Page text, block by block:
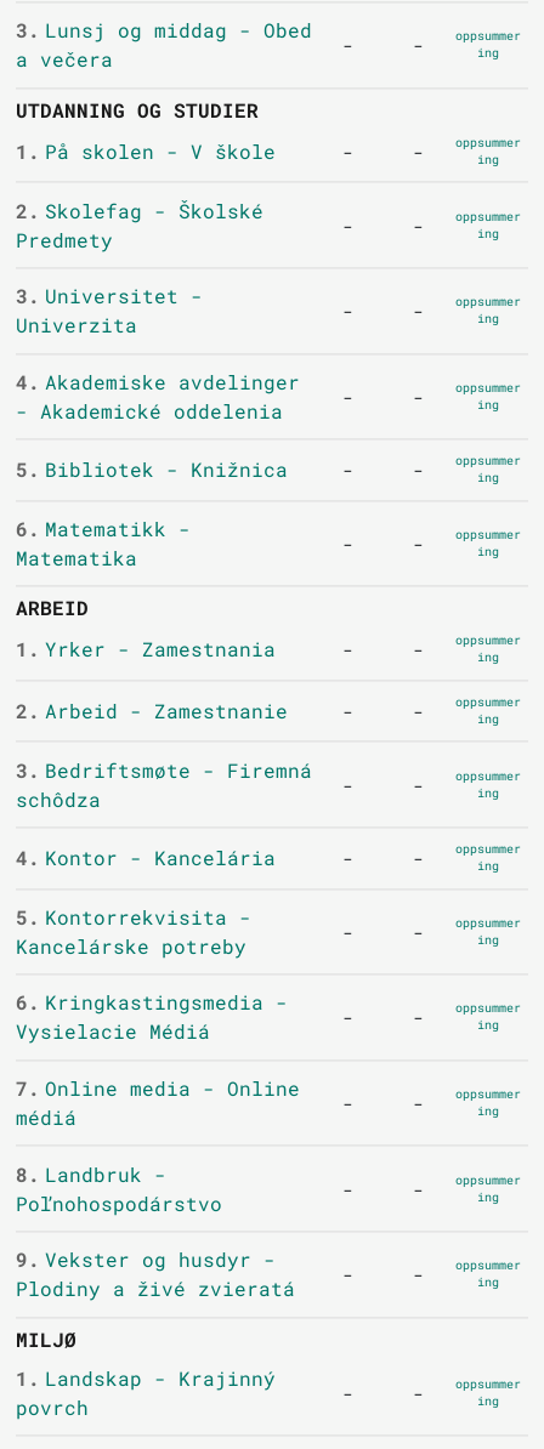
3. Lunsj og middag - Obed
a večera
- -
oppsummer
ing
UTDANNING OG STUDIER
1. På skolen - V škole - -
oppsummer
ing
2. Skolefag - Školské
Predmety
- -
oppsummer
ing
3. Universitet -
Univerzita
- -
oppsummer
ing
4. Akademiske avdelinger
- Akademické oddelenia
- -
oppsummer
ing
5. Bibliotek - Knižnica - -
oppsummer
ing
6. Matematikk -
Matematika
- -
oppsummer
ing
ARBEID
1. Yrker - Zamestnania - -
oppsummer
ing
2. Arbeid - Zamestnanie - -
oppsummer
ing
3. Bedriftsmøte - Firemná
schôdza
- -
oppsummer
ing
4. Kontor - Kancelária - -
oppsummer
ing
5. Kontorrekvisita -
Kancelárske potreby
- -
oppsummer
ing
6. Kringkastingsmedia -
Vysielacie Médiá
- -
oppsummer
ing
7. Online media - Online
médiá
- -
oppsummer
ing
8. Landbruk -
Poľnohospodárstvo
- -
oppsummer
ing
9. Vekster og husdyr -
Plodiny a živé zvieratá
- -
oppsummer
ing
MILJØ
1. Landskap - Krajinný
povrch
- -
oppsummer
ing